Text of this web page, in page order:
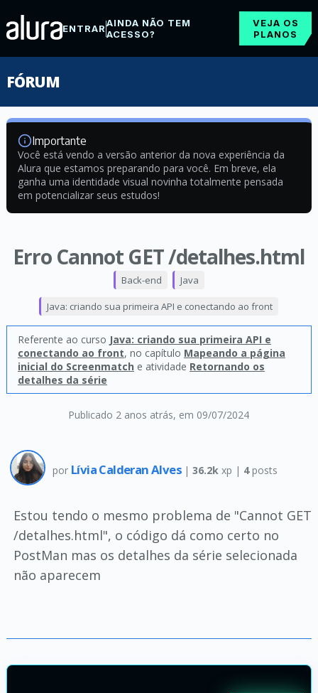
ENTRARAINDA NÃO TEM
ACESSO?
VEJA OS
PLANOS
FÓRUM
Importante
Você está vendo a versão anterior da nova experiência da
Alura que estamos preparando para você. Em breve, ela
ganha uma identidade visual novinha totalmente pensada
em potencializar seus estudos!
Erro Cannot GET /detalhes.html
Publicado 2 anos atrás, em 09/07/2024
Back-end Java
Java: criando sua primeira API e conectando ao front
Referente ao curso Java: criando sua primeira API e
conectando ao front, no capítulo Mapeando a página
inicial do Screenmatch e atividade Retornando os
detalhes da série
por Lívia Calderan Alves |36.2k xp | 4posts
Estou tendo o mesmo problema de "Cannot GET
/detalhes.html", o código dá como certo no
PostMan mas os detalhes da série selecionada
não aparecem